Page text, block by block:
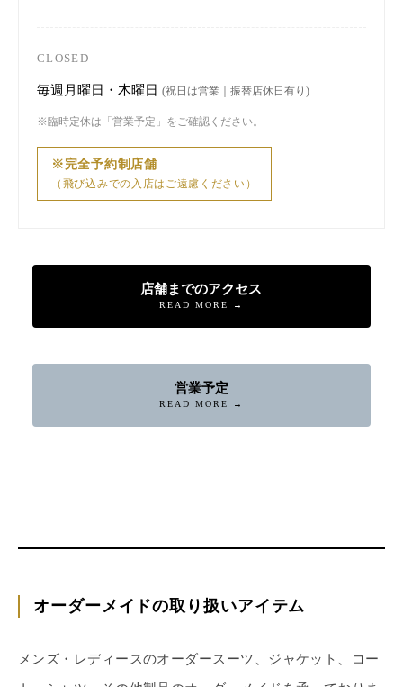
CLOSED
毎週月曜日・木曜日 (祝日は営業｜振替店休日有り)
※臨時定休は「営業予定」をご確認ください。
※完全予約制店舗
（飛び込みでの入店はご遠慮ください）
店舗までのアクセス
READ MORE →
営業予定
READ MORE →
オーダーメイドの取り扱いアイテム
メンズ・レディースのオーダースーツ、ジャケット、コー